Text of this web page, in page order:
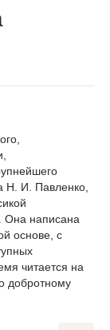
Н. И. Павленко,
Она написана
основе, с
читается на
добротному